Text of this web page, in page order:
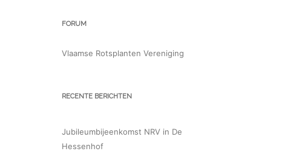
FORUM
Vlaamse Rotsplanten Vereniging
RECENTE BERICHTEN
Jubileumbijeenkomst NRV in De
Hessenhof